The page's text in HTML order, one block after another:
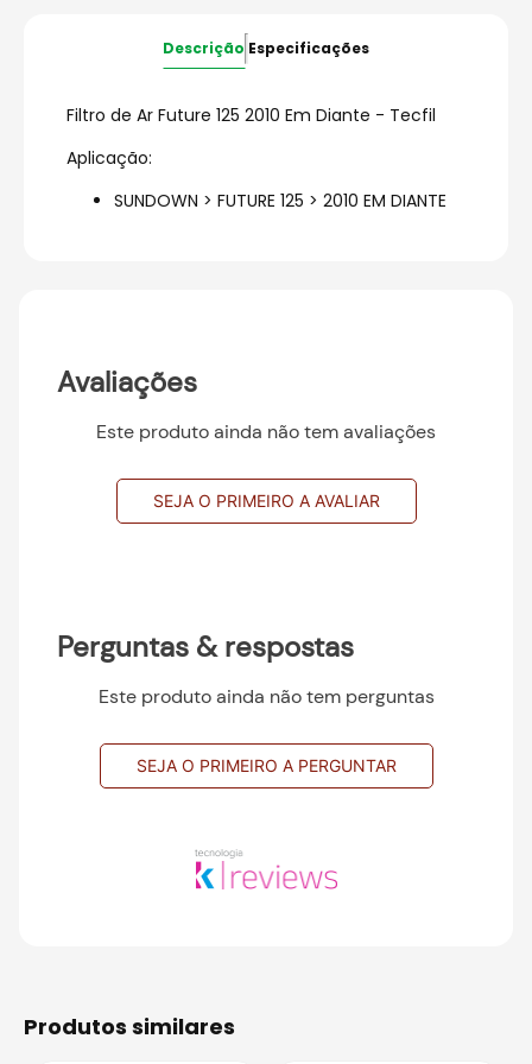
Descrição Especificações
Filtro de Ar Future 125 2010 Em Diante - Tecfil
Aplicação:
SUNDOWN > FUTURE 125 > 2010 EM DIANTE
Avaliações
Este produto ainda não tem avaliações
SEJA O PRIMEIRO A AVALIAR
Perguntas & respostas
Este produto ainda não tem perguntas
SEJA O PRIMEIRO A PERGUNTAR
produtos similares